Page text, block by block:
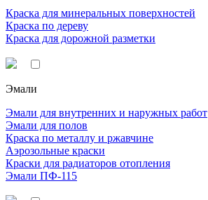
Краска для минеральных поверхностей
Краска по дереву
Краска для дорожной разметки
Эмали
Эмали для внутренних и наружных работ
Эмали для полов
Краска по металлу и ржавчине
Аэрозольные краски
Краски для радиаторов отопления
Эмали ПФ-115